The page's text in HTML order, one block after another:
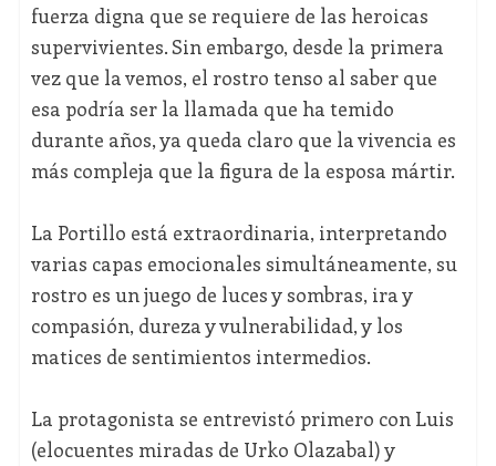
fuerza digna que se requiere de las heroicas
supervivientes. Sin embargo, desde la primera
vez que la vemos, el rostro tenso al saber que
esa podría ser la llamada que ha temido
durante años, ya queda claro que la vivencia es
más compleja que la figura de la esposa mártir.
La Portillo está extraordinaria, interpretando
varias capas emocionales simultáneamente, su
rostro es un juego de luces y sombras, ira y
compasión, dureza y vulnerabilidad, y los
matices de sentimientos intermedios.
La protagonista se entrevistó primero con Luis
(elocuentes miradas de Urko Olazabal) y